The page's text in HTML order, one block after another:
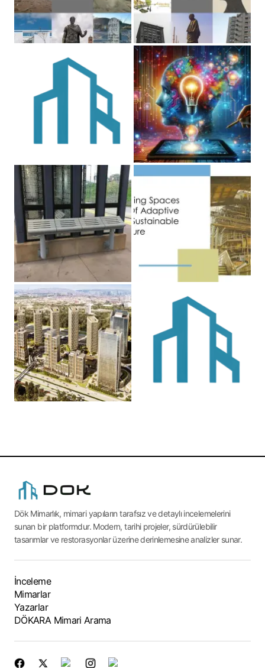
Dök Mimarlık, mimari yapıların tarafsız ve detaylı incelemelerini
sunan bir platformdur. Modern, tarihi projeler, sürdürülebilir
tasarımlar ve restorasyonlar üzerine derinlemesine analizler sunar.
İnceleme
Mimarlar
Yazarlar
DÖKARA Mimari Arama